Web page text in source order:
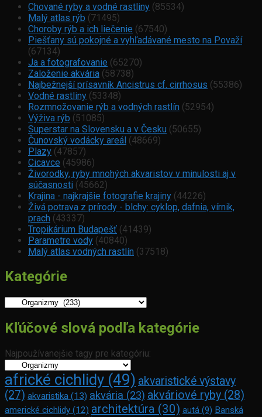
Chované ryby a vodné rastliny (85534)
Malý atlas rýb (71495)
Choroby rýb a ich liečenie (67540)
Piešťany sú pokojné a vyhľadávané mesto na Považí
(67134)
Ja a fotografovanie (65270)
Založenie akvária (58738)
Najbežnejší prísavník Ancistrus cf. cirrhosus (55386)
Vodné rastliny (53348)
Rozmnožovanie rýb a vodných rastlín (52954)
Výživa rýb (51085)
Superstar na Slovensku a v Česku (50655)
Čunovský vodácky areál (48669)
Plazy (47857)
Cicavce (45986)
Živorodky, ryby mnohých akvaristov v minulosti aj v
súčasnosti (45662)
Krajina - najkrajšie fotografie krajiny (44226)
Živá potrava z prírody - blchy: cyklop, dafnia, vírnik,
prach (43337)
Tropikárium Budapešť (41439)
Parametre vody (40840)
Malý atlas vodných rastlín (37518)
Kategórie
Kategórie
Kľúčové slová podľa kategórie
Najpoužívanejšie tagy pre kategóriu:
africké cichlidy (49) akvaristické výstavy
(27) akvaristika (13) akvária (23) akváriové ryby (28)
americké cichlidy (12) architektúra (30) autá (9) Banská